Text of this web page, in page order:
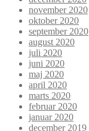
november 2020
oktober 2020
september 2020
august 2020
juli 2020
juni 2020
maj 2020
april 2020
marts 2020
februar 2020
januar 2020
december 2019